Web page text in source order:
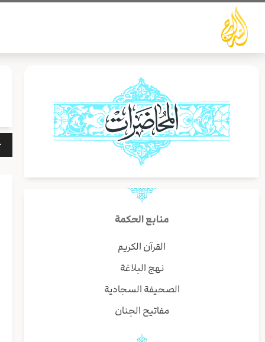
تخطي
المحتوى
منابع الحكمة
القرآن الكريم
نهج البلاغة
الصحيفة السجادية
مفاتيح الجنان